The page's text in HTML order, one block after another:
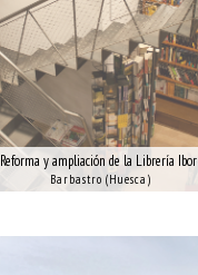
Reforma y ampliación de la Librería Ibor
Barbastro (Huesca)